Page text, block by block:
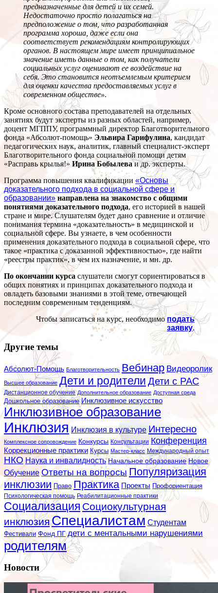
предназначенные для детей и их семей.
Недостаточно просто полагаться на
предположение о том, что разработанная
программа хороша, даже если она
соответствует рекомендациям контролирующих
органов. В настоящем мире имеет принципиальное
значение иметь данные о том, как получатели
социальных услуг оценивают ее воздействие на
себя. Это становится неотъемлемым критерием
для оценки качества предоставляемых услуг в
современном обществе».
Кроме основного состава преподавателей на отдельных
занятиях будут эксперты из разных областей, например,
доцент МГППУ, программный директор Благотворительного
фонда «Абсолют-помощь» Эльвира Гарифулина, кандидат
педагогических наук, аналитик, главный специалист-эксперт
Благотворительного фонда социальной помощи детям
«Расправь крылья!» Ирина Бобылеваи др. эксперты.
Программа повышения квалификации «Основы
доказательного подхода в социальной сфере и
образовании» направлена на знакомство с общими
понятиями доказательного подхода, его историей в нашей
стране и мире. Слушателям будет дано сравнение и отличие
понимания термина «доказательность» в медицинской и
социальной сфере. Вы узнаете, в чем особенности
применения доказательного подхода в социальной сфере, что
такое «практика с доказанной эффективностью», где найти
«реестры практик», в чем их назначение, и мн. др.
По окончании курса слушатели смогут сориентироваться в
общих понятиях и принципах доказательного подхода и
овладеть базовыми знаниями в этой теме, отвечающей
последним современным тенденциям.
Чтобы записаться на курс, необходимоподать
заявку.
Другие темы
Абсолют-Помощь Благотворительность Вебинар Видеоролик
Высшее образование Дети и родители Дети с РАС
Дистанционное обучение Дополнительное образование Доступная среда
Дошкольное образование Инклюзивное искусство
Инклюзивное образование
Инклюзия Инклюзия в культуре Интересно
Комплексное сопровождение Конкурсы Консультации Конференция
Коррекционные практики Курсы Мастер-класс Международный опыт
НКО Наука и инвалидность Начальное образование Новое
Обучение Ответы на вопросы Популяризация
инклюзии Право Практика Проекты Профориентация
Психологическая помощь Реабилитационные практики
Социализация Социокультурная
инклюзияСпециалистам Студентам
Фестивали Фонд ПГ дети с ментальными нарушениями
родителям
Новости